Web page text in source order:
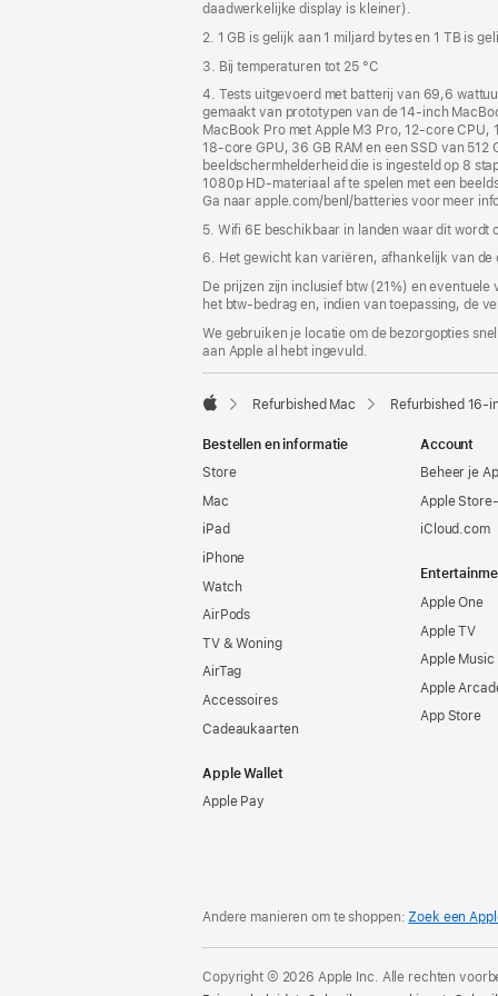
daadwerkelijke display is kleiner).
2. 1 GB is gelijk aan 1 miljard bytes en 1 TB is
3. Bij temperaturen tot 25 °C
4. Tests uitgevoerd met batterij van 69,6
gemaakt van prototypen van de 14‑inch
MacBook Pro met Apple M3 Pro, 12‑core
18‑core GPU, 36 GB RAM en een SSD van
beeldscherm­helderheid die is ingesteld op 8
1080p HD-materiaal af te spelen met een
Ga naar apple.com/benl/batteries voor meer
5. Wifi 6E beschikbaar in landen waar dit wordt
6. Het gewicht kan variëren, afhankelijk van
De prijzen zijn inclusief btw (21%) en
het btw-bedrag en, indien van toepassing, de
We gebruiken je locatie om de bezorgopties
aan Apple al hebt ingevuld.
Refurbished Mac Refurbished
Bestellen en informatie
Store
Mac
iPad
iPhone
Watch
AirPods
TV & Woning
AirTag
Accessoires
Cadeaukaarten
Apple Wallet
Apple Pay
Account
Beheer je
Apple
iCloud.com
Apple One
Apple TV
Apple Music
Apple
App Store
Andere manieren om te shoppen:Zoek een
Copyright © 2026 Apple Inc. Alle rechten